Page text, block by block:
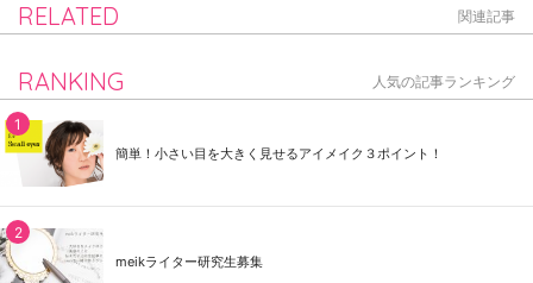
RELATED 関連記事
RANKING 人気の記事ランキング
簡単！小さい目を大きく見せるアイメイク３ポイント！
meikライター研究生募集